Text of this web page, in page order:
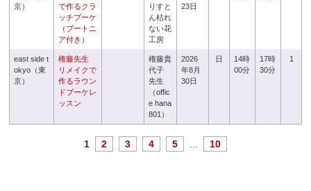
京）
で作るクラ
ッチブーケ
（ブートニ
ア付き）
りすと
ん枯れ
ない花
工房
23日
east side t
okyo（東
京）
権藤先生
リメイクで
作るラウン
ドブーケレ
ッスン
権藤貴
代子
先生
（offic
e hana
801）
2026
年8月
30日
日
14時
00分
17時
30分
1
1 2 3 4 5 10